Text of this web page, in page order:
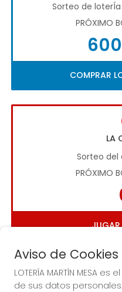
Sorteo de
PRÓXIMO
COMPRAR
LA
Sorteo
PRÓXIMO
JUGAR
Aviso de Cookies
LOTERÍA MARTÍN MESA
de sus datos personales.